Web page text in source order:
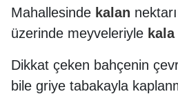
Mahallesinde kalan
üzerinde meyveleriyle kala
Dikkat çeken bahçenin
bile griye tabakayla